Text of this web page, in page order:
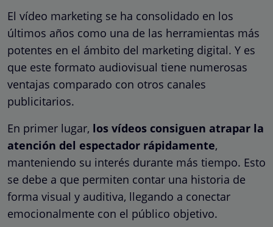
El vídeo marketing se ha consolidado en los
últimos años como una de las herramientas más
potentes en el ámbito del marketing digital. Y es
que este formato audiovisual tiene numerosas
ventajas comparado con otros canales
publicitarios.
En primer lugar, los vídeos consiguen atrapar la
atención del espectador rápidamente,
manteniendo su interés durante más tiempo. Esto
se debe a que permiten contar una historia de
forma visual y auditiva, llegando a conectar
emocionalmente con el público objetivo.